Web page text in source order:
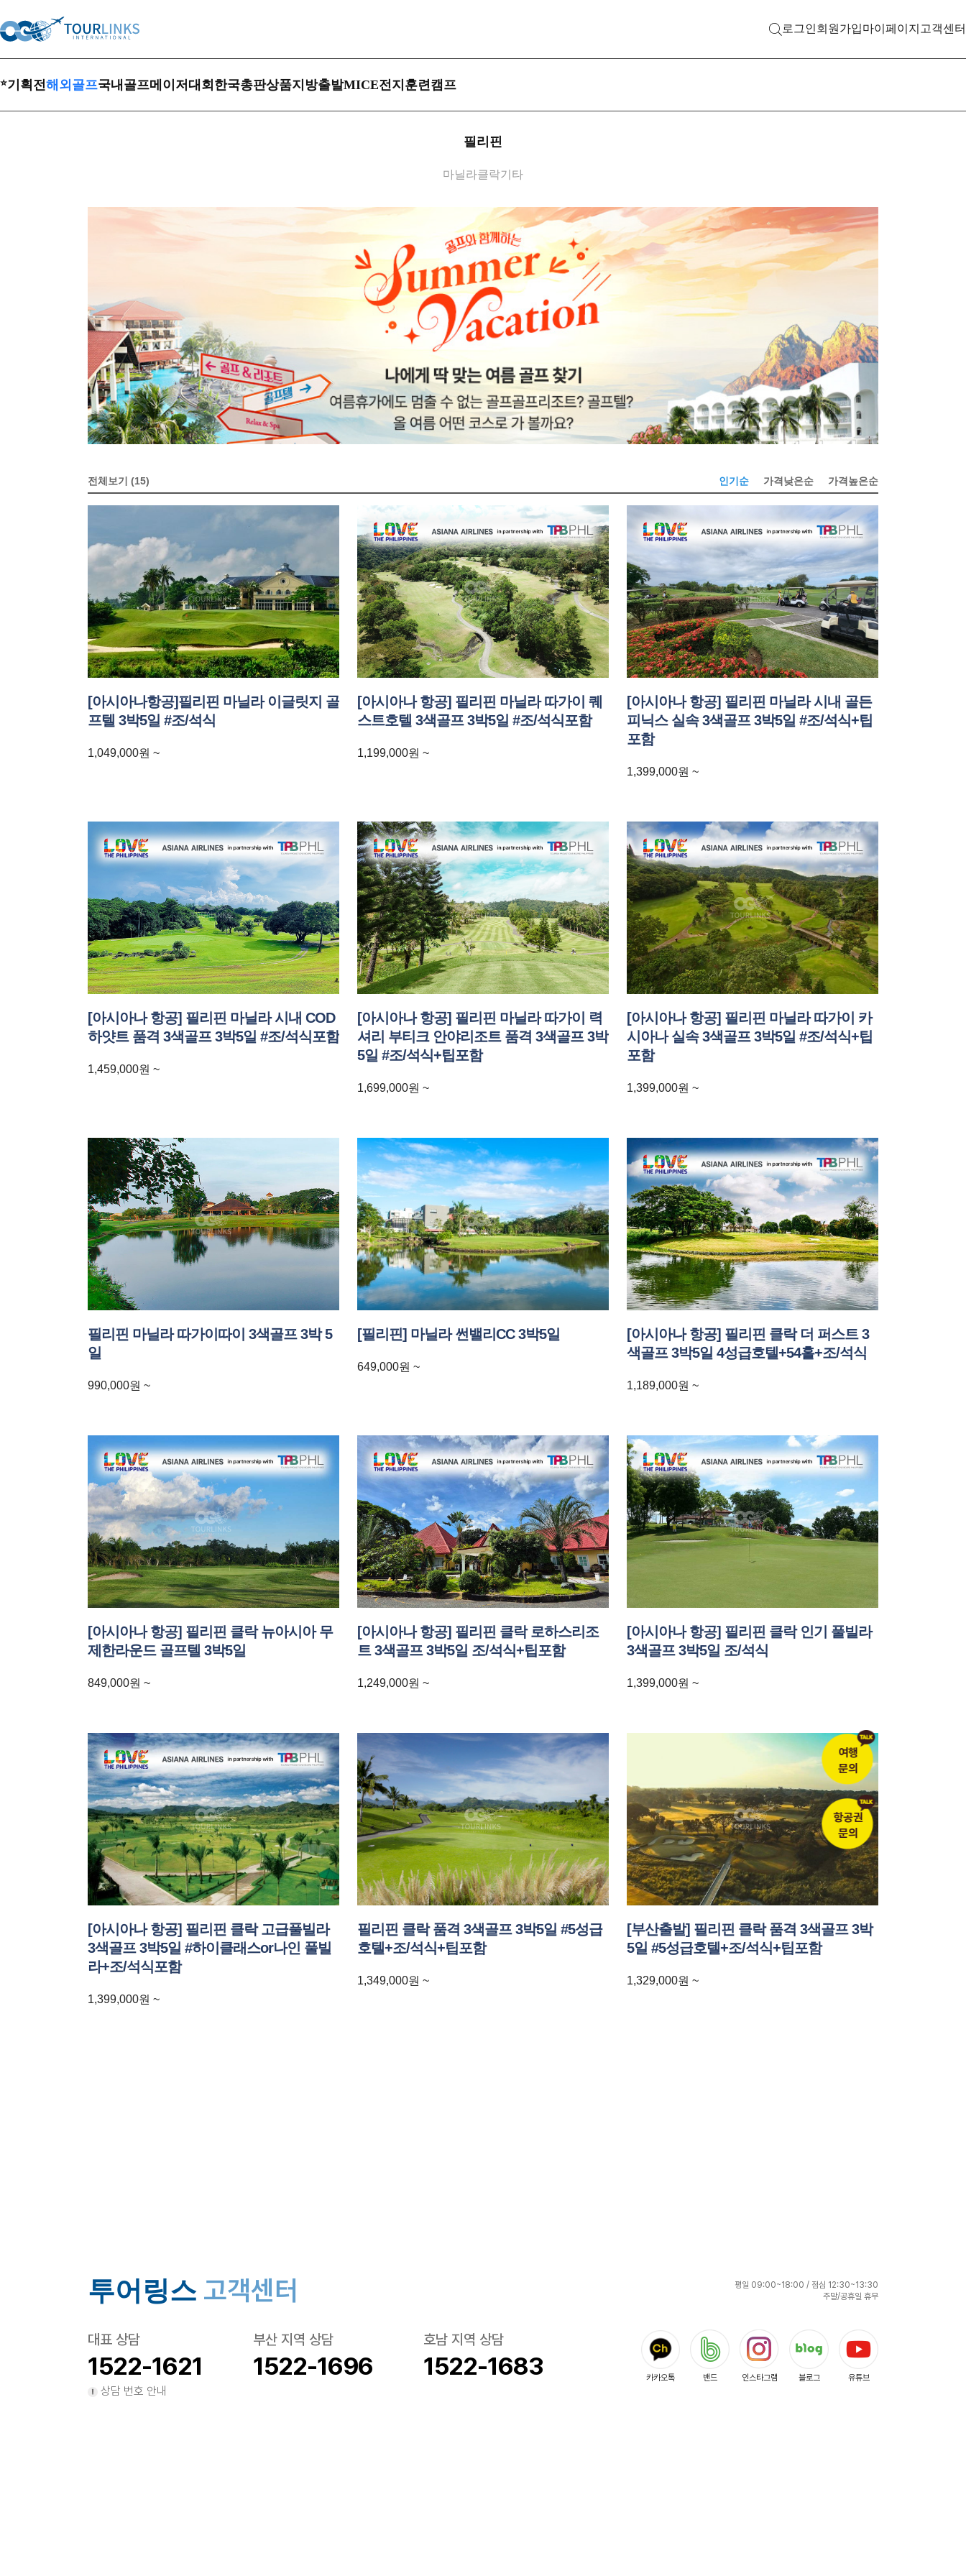
검색 열기 로그인회원가입마이페이지 고객센터
⭐기획전 해외골프국내골프메이저대회 한국총판상품지방출발MICE전지훈련캠프
필리핀
마닐라클락기타
전체보기 (15) 가격높은순
가격낮은순
인기순
[아시아나항공]필리핀 마닐라 이글릿지 골
프텔 3박5일 #조/석식
1,049,000원 ~
[아시아나 항공] 필리핀 마닐라 따가이 퀘
스트호텔 3색골프 3박5일 #조/석식포함
1,199,000원 ~
[아시아나 항공] 필리핀 마닐라 시내 골든
피닉스 실속 3색골프 3박5일 #조/석식+팁
포함
1,399,000원 ~
[아시아나 항공] 필리핀 마닐라 시내 COD
하얏트 품격 3색골프 3박5일 #조/석식포함
1,459,000원 ~
[아시아나 항공] 필리핀 마닐라 따가이 력
셔리 부티크 안야리조트 품격 3색골프 3박
5일 #조/석식+팁포함
1,699,000원 ~
[아시아나 항공] 필리핀 마닐라 따가이 카
시아나 실속 3색골프 3박5일 #조/석식+팁
포함
1,399,000원 ~
필리핀 마닐라 따가이따이 3색골프 3박 5
일
990,000원 ~
[필리핀] 마닐라 썬밸리CC 3박5일
649,000원 ~
[아시아나 항공] 필리핀 클락 더 퍼스트 3
색골프 3박5일 4성급호텔+54홀+조/석식
1,189,000원 ~
[아시아나 항공] 필리핀 클락 뉴아시아 무
제한라운드 골프텔 3박5일
849,000원 ~
[아시아나 항공] 필리핀 클락 로하스리조
트 3색골프 3박5일 조/석식+팁포함
1,249,000원 ~
[아시아나 항공] 필리핀 클락 인기 풀빌라
3색골프 3박5일 조/석식
1,399,000원 ~
[아시아나 항공] 필리핀 클락 고급풀빌라
3색골프 3박5일 #하이클래스or나인 풀빌
라+조/석식포함
1,399,000원 ~
필리핀 클락 품격 3색골프 3박5일 #5성급
호텔+조/석식+팁포함
1,349,000원 ~
[부산출발] 필리핀 클락 품격 3색골프 3박
5일 #5성급호텔+조/석식+팁포함
1,329,000원 ~
투어링스 고객센터
평일 09:00~18:00 / 점심 12:30~13:30
주말/공휴일 휴무
대표 상담
1522-1621
상담 번호 안내
부산 지역 상담
1522-1696
호남 지역 상담
1522-1683 카카오톡 밴드 인스타그램 블로그 유튜브
여행
문의
항공권
문의